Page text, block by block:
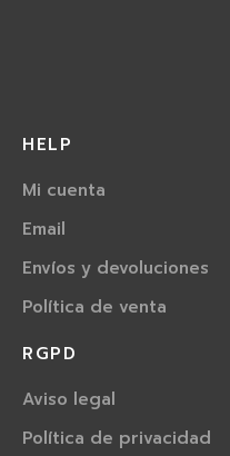
HELP
Mi cuenta
Email
Envíos y devoluciones
Política de venta
RGPD
Aviso legal
Política de privacidad